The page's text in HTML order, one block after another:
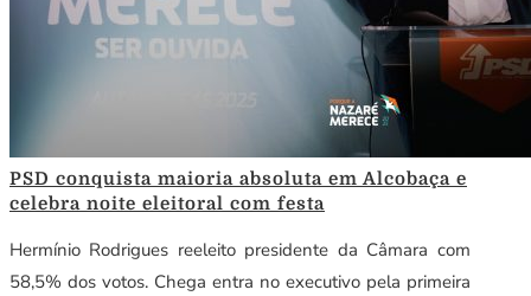
PSD conquista maioria absoluta em Alcobaça e
celebra noite eleitoral com festa
Hermínio Rodrigues reeleito presidente da Câmara com
58,5% dos votos. Chega entra no executivo pela primeira